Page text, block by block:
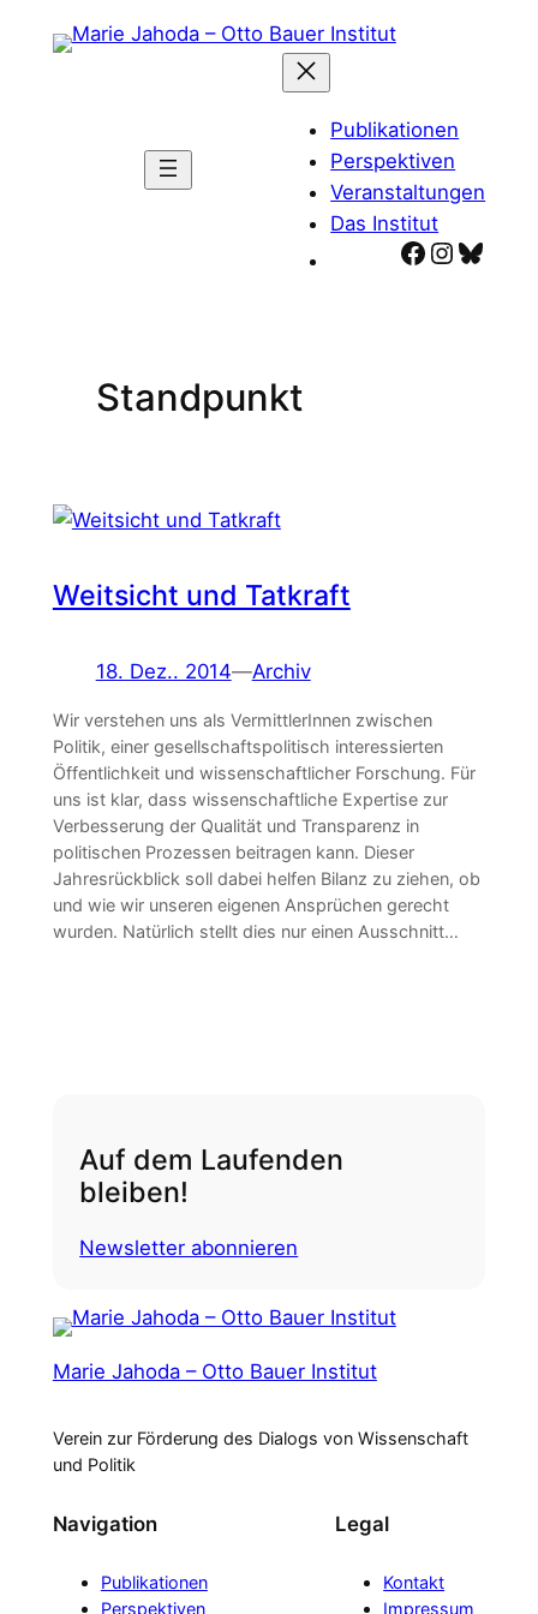
Inhalt
Publikationen
Perspektiven
Veranstaltungen
Das Institut
Facebook
Standpunkt
Weitsicht und Tatkraft
18. Dez.. 2014—Archiv
Wir verstehen uns als VermittlerInnen zwischen
Politik, einer gesellschaftspolitisch interessierten
Öffentlichkeit und wissenschaftlicher Forschung. Für
uns ist klar, dass wissenschaftliche Expertise zur
Verbesserung der Qualität und Transparenz in
politischen Prozessen beitragen kann. Dieser
Jahresrückblick soll dabei helfen Bilanz zu ziehen, ob
und wie wir unseren eigenen Ansprüchen gerecht
wurden. Natürlich stellt dies nur einen Ausschnitt…
Auf dem Laufenden
bleiben!
Newsletter abonnieren
Marie Jahoda – Otto Bauer Institut
Verein zur Förderung des Dialogs von Wissenschaft
und Politik
Navigation
Publikationen
Perspektiven
Legal
Kontakt
Impressum